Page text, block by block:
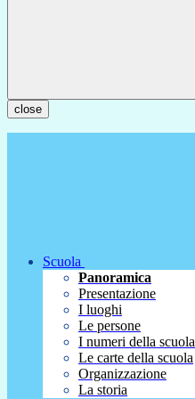
close
Scuola
Panoramica
Presentazione
I luoghi
Le persone
I numeri della scuola
Le carte della scuola
Organizzazione
La storia